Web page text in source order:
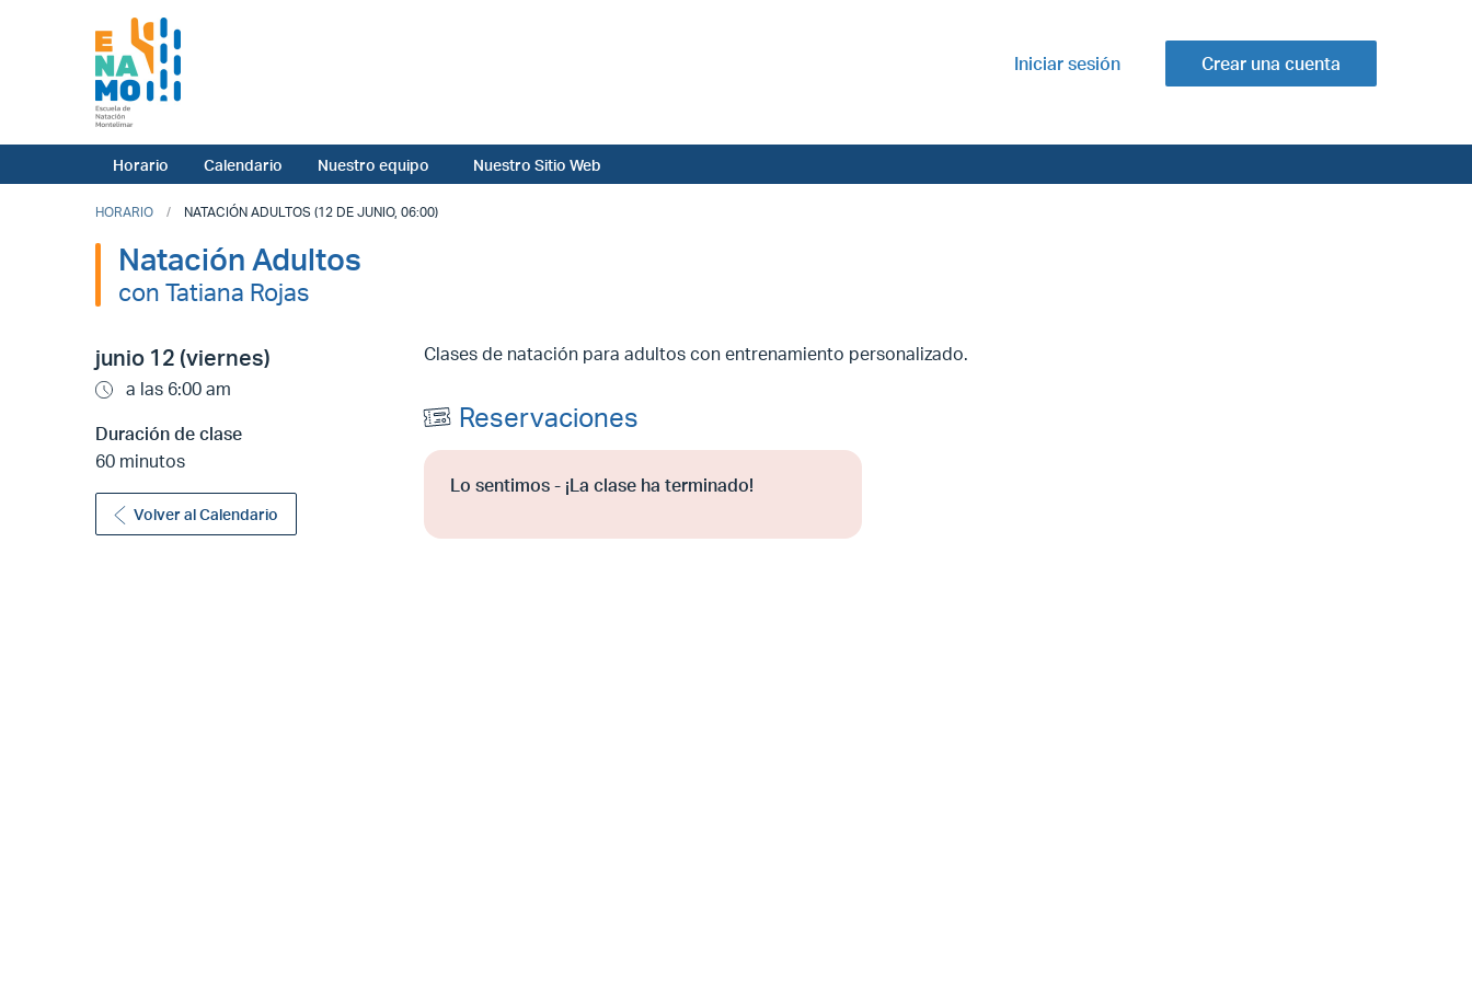
Iniciar sesión Crear una cuenta
Horario Calendario Nuestro equipo Nuestro Sitio Web
HORARIO NATACIÓN ADULTOS (12 DE JUNIO, 06:00)
Natación Adultos
con Tatiana Rojas
junio 12 (viernes)
a las 6:00 am
Duración de clase
60 minutos
Volver al Calendario
Clases de natación para adultos con entrenamiento personalizado.
Reservaciones
Lo sentimos - ¡La clase ha terminado!